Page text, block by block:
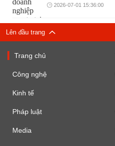
2026-07-01 15:36:00
Lên đầu trang
Trang chủ
Công nghệ
Kinh tế
Pháp luật
Media